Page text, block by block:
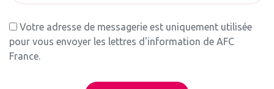
Votre adresse de messagerie est uniquement utilisée
pour vous envoyer les lettres d'information de AFC
France.